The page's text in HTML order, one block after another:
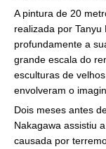
A pintura de 20
realizada por
profundamente a
grande escala do
esculturas de
envolveram o
Dois meses antes
Nakagawa assistiu
causada por